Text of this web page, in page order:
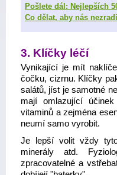
Pošlete dál: Nejlepších
Co dělat, aby nás
3. Klíčky léčí
Vynikající je mít
čočku, cizrnu. Klíčky
salátů, jíst je samotné
mají omlazující
vitaminů a zejména
neumí samo vyrobit.
Je lepší volit vždy
minerály atd.
zpracovatelné a